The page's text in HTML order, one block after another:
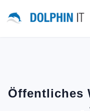
Öffentliches